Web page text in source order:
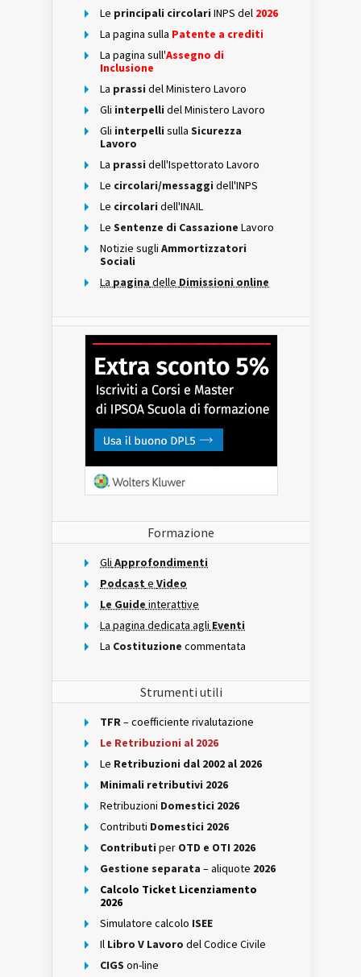
Le principali circolari INPS del 2026
La pagina sulla Patente a crediti
La pagina sull'Assegno di
Inclusione
La prassi del Ministero Lavoro
Gli interpelli del Ministero Lavoro
Gli interpelli sulla Sicurezza
Lavoro
La prassi dell'Ispettorato Lavoro
Le circolari/messaggi dell'INPS
Le circolari dell'INAIL
Le Sentenze di Cassazione Lavoro
Notizie sugli Ammortizzatori
Sociali
La pagina delle Dimissioni online
Formazione
Gli Approfondimenti
Podcast e Video
Le Guide interattive
La pagina dedicata agli Eventi
La Costituzione commentata
Strumenti utili
TFR– coefficiente rivalutazione
Le Retribuzioni al 2026
Le Retribuzioni dal 2002 al 2026
Minimali retributivi 2026
Retribuzioni Domestici 2026
Contributi Domestici 2026
Contributi per OTD e OTI 2026
Gestione separata – aliquote 2026
Calcolo Ticket Licenziamento
2026
Simulatore calcolo ISEE
Il Libro V Lavoro del Codice Civile
CIGS on-line